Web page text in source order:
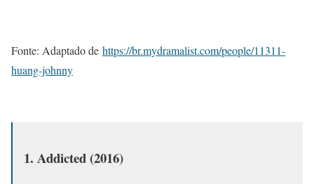
Fonte: Adaptado de https://br.mydramalist.com/people/11311-
huang-johnny
1. Addicted (2016)